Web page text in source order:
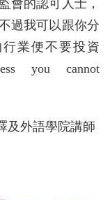
會的認可人士，
過我可以跟你分
業便不要投資
you cannot
及外語學院講師